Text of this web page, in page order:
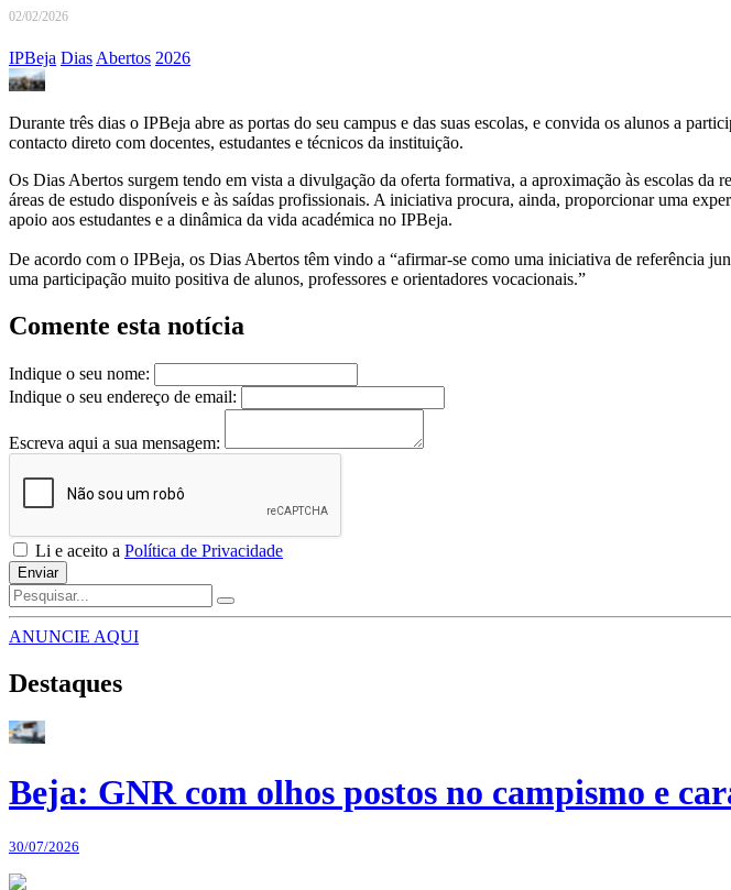
02/02/2026
IPBeja DiasAbertos 2026
Durante três dias o IPBeja abre as portas do seu campus e das suas escolas, e convida os alunos a
contacto direto com docentes, estudantes e técnicos da instituição.
Os Dias Abertos surgem tendo em vista a divulgação da oferta formativa, a aproximação às escolas da
áreas de estudo disponíveis e às saídas profissionais. A iniciativa procura, ainda, proporcionar uma
apoio aos estudantes e a dinâmica da vida académica no IPBeja.
De acordo com o IPBeja, os Dias Abertos têm vindo a “afirmar-se como uma iniciativa de referência
uma participação muito positiva de alunos, professores e orientadores vocacionais.”
Comente esta notícia
Indique o seu nome:
Indique o seu endereço de email:
Escreva aqui a sua mensagem:
Li e aceito a Política de Privacidade
Enviar
ANUNCIE AQUI
Destaques
Beja: GNR com olhos postos no campismo e
30/07/2026